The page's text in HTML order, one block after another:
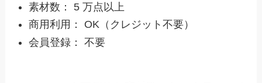
素材数： 5 万点以上
商用利用： OK（クレジット不要）
会員登録： 不要